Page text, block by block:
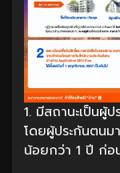
1. มีสถานะเป็นผู้
โดยผู้ประกันตนม
น้อยกว่า 1 ปี ก่อ